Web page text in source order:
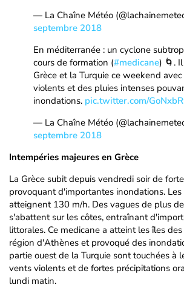
— La Chaîne Météo
septembre 2018
En méditerranée : un cyclone
cours de formation (#medicane) 🌀.
Grèce et la Turquie ce weekend
violents et des pluies intenses
inondations. pic.twitter.com/
— La Chaîne Météo
septembre 2018
Intempéries majeures en Grèce
La Grèce subit depuis vendredi soir de
provoquant d'importantes inondations.
atteignent 130 m/h. Des vagues de plus
s'abattent sur les côtes, entraînant
littorales. Ce medicane a atteint les îles
région d'Athènes et provoqué des
partie ouest de la Turquie sont touchées à
vents violents et de fortes précipitations
lundi matin.